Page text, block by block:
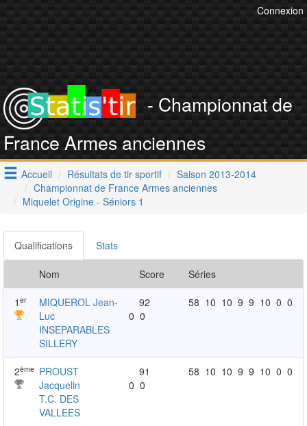
Connexion
- Championnat de
France Armes anciennes
Accueil Résultats de tir sportif
Saison 2013-2014
Championnat de France Armes anciennes
Miquelet Origine - Séniors 1
Qualifications Stats
Nom Score Séries
1 er
MIQUEROL Jean-
Luc
INSEPARABLES
SILLERY
92 58 10 10 9 9 10 0 0
0 0
2ème PROUST
Jacquelin
T.C. DES
VALLEES
91 58 10 10 9 9 10 0 0
0 0